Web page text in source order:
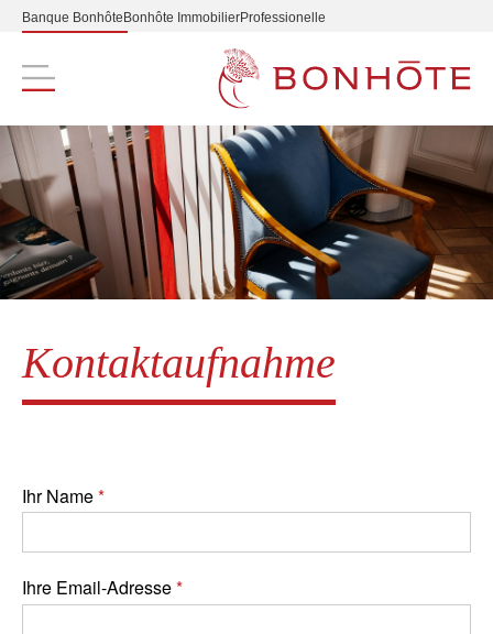
Banque Bonhôte Bonhôte ImmobilierProfessionelle
Navigation principale
Kontaktaufnahme
Ihr Name
Ihre Email-Adresse